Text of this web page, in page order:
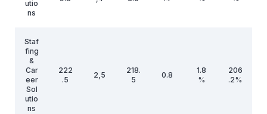
utio
ns
Staf
fing
&
Car
eer
Sol
utio
ns
222
.5
2,5
218.
5
0.8
1.8
%
206
.2%